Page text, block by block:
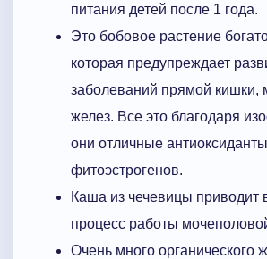
питания детей после 1 года.
Это бобовое растение
которая предупреждает
заболеваний прямой кишки,
желез. Все это благодаря
они отличные
фитоэстрогенов.
Каша из чечевицы приводит
процесс работы
Очень много органического